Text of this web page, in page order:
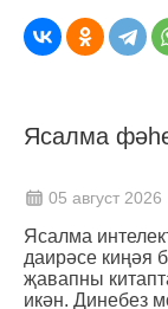
Ясалма
05 август 2026
Ясалма
даирәсе киңәя
җавапны
икән. Динебез